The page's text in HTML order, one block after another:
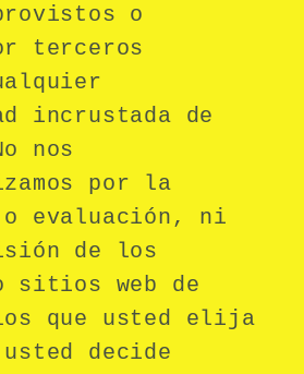
o
terceros
incrustada de
nos
por la
o evaluación, ni
de los
sitios web de
que usted elija
decide